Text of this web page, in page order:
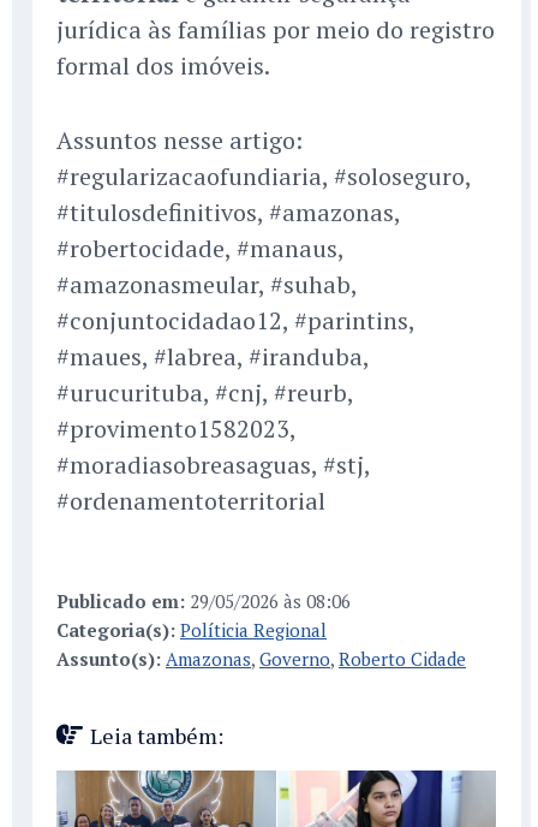
jurídica às famílias por meio do registro
formal dos imóveis.
Assuntos nesse artigo:
#regularizacaofundiaria, #soloseguro,
#titulosdefinitivos, #amazonas,
#robertocidade, #manaus,
#amazonasmeular, #suhab,
#conjuntocidadao12, #parintins,
#maues, #labrea, #iranduba,
#urucurituba, #cnj, #reurb,
#provimento1582023,
#moradiasobreasaguas, #stj,
#ordenamentoterritorial
Publicado em: 29/05/2026 às 08:06
Categoria(s): Políticia Regional
Assunto(s): Amazonas, Governo, Roberto Cidade
Leia também: